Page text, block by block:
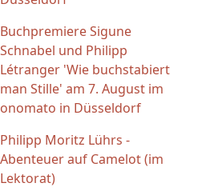
Buchpremiere Sigune
Schnabel und Philipp
Létranger 'Wie buchstabiert
man Stille' am 7. August im
onomato in Düsseldorf
Philipp Moritz Lührs -
Abenteuer auf Camelot (im
Lektorat)